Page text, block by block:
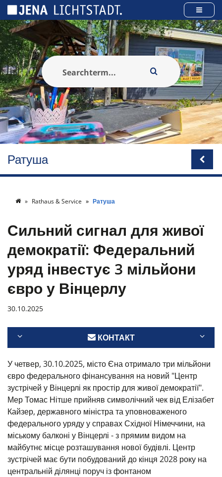
Ратуша
Rathaus & Service Ратуша
Сильний сигнал для живої
демократії: Федеральний
уряд інвестує 3 мільйони
євро у Вінцерлу
30.10.2025
КОНТАКТ
У четвер, 30.10.2025, місто Єна отримало три мільйони
євро федерального фінансування на новий "Центр
зустрічей у Вінцерлі як простір для живої демократії".
Мер Томас Нітше прийняв символічний чек від Елізабет
Кайзер, державного міністра та уповноваженого
федерального уряду у справах Східної Німеччини, на
міському балконі у Вінцерлі - з прямим видом на
майбутнє місце розташування нової будівлі. Центр
зустрічей має бути побудований до кінця 2028 року на
центральній ділянці поруч із фонтаном
Панель керування кукі